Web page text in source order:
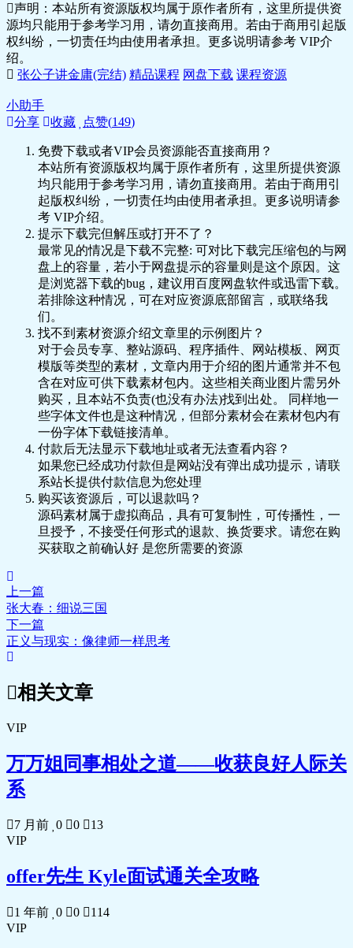
声明：本站所有资源版权均属于原作者所有，这里所提供资
源均只能用于参考学习用，请勿直接商用。若由于商用引起版
权纠纷，一切责任均由使用者承担。更多说明请参考 VIP介
绍。
张公子讲金庸(完结) 精品课程 网盘下载 课程资源
小助手
分享
收藏 点赞(149)
免费下载或者VIP会员资源能否直接商用？
本站所有资源版权均属于原作者所有，这里所提供资源
均只能用于参考学习用，请勿直接商用。若由于商用引
起版权纠纷，一切责任均由使用者承担。更多说明请参
考 VIP介绍。
提示下载完但解压或打开不了？
最常见的情况是下载不完整: 可对比下载完压缩包的与网
盘上的容量，若小于网盘提示的容量则是这个原因。这
是浏览器下载的bug，建议用百度网盘软件或迅雷下载。
若排除这种情况，可在对应资源底部留言，或联络我
们。
找不到素材资源介绍文章里的示例图片？
对于会员专享、整站源码、程序插件、网站模板、网页
模版等类型的素材，文章内用于介绍的图片通常并不包
含在对应可供下载素材包内。这些相关商业图片需另外
购买，且本站不负责(也没有办法)找到出处。 同样地一
些字体文件也是这种情况，但部分素材会在素材包内有
一份字体下载链接清单。
付款后无法显示下载地址或者无法查看内容？
如果您已经成功付款但是网站没有弹出成功提示，请联
系站长提供付款信息为您处理
购买该资源后，可以退款吗？
源码素材属于虚拟商品，具有可复制性，可传播性，一
旦授予，不接受任何形式的退款、换货要求。请您在购
买获取之前确认好 是您所需要的资源
上一篇
张大春：细说三国
下一篇
正义与现实：像律师一样思考
相关文章
VIP
万万姐同事相处之道——收获良好人际关
系
7 月前 0 0
13
VIP
offer先生 Kyle面试通关全攻略
1 年前 0 0
114
VIP